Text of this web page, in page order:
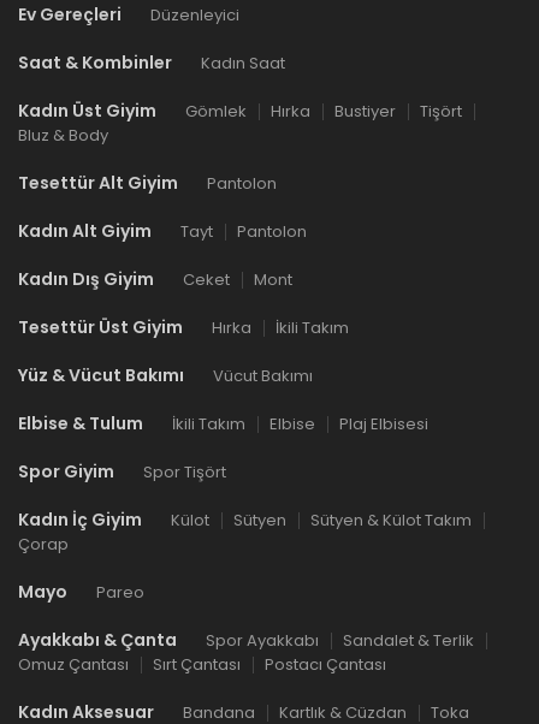
Ev Gereçleri Düzenleyici
Saat & Kombinler Kadın Saat
Kadın Üst Giyim Gömlek Hırka Bustiyer
Tişört
Bluz & Body
Tesettür Alt Giyim Pantolon
Kadın Alt Giyim Tayt Pantolon
Kadın Dış Giyim Ceket Mont
Tesettür Üst Giyim Hırka İkili Takım
Yüz & Vücut Bakımı Vücut Bakımı
Elbise & Tulum İkili Takım Elbise Plaj Elbisesi
Spor Giyim Spor Tişört
Kadın İç Giyim Külot Sütyen
Sütyen & Külot Takım
Çorap
Mayo Pareo
Ayakkabı & Çanta Spor Ayakkabı
Sandalet & Terlik
Omuz Çantası
Sırt Çantası Postacı Çantası
Kadın Aksesuar Bandana Kartlık & Cüzdan Toka